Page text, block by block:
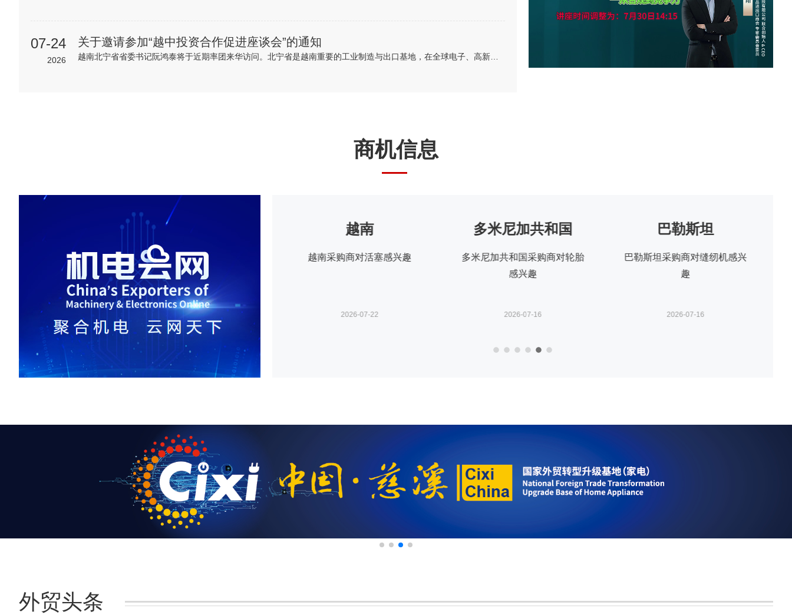
07-24
2026
关于邀请参加“越中投资合作促进座谈会”的通知
商机信息
购商对车床感兴趣
2026-07-22
墨西哥采购商对纺织腕带感兴
趣
2026-07-22
越南
越南采购商对活塞感兴趣
2026-07-22
多米尼加共和国
多米尼加共和国采购商对轮胎
感兴趣
2026-07-16
巴勒斯坦
巴勒斯坦采购商对缝纫机感兴
趣
2026-07-16
外贸头条